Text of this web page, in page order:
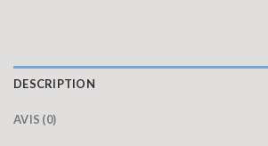
DESCRIPTION
AVIS (0)